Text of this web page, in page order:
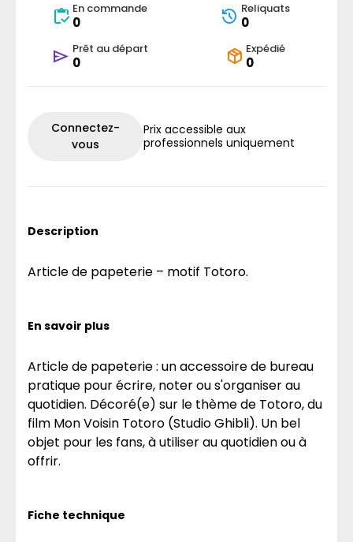
En commande
0
Reliquats
0
Prêt au départ
0
Expédié
0
Connectez-
vous
Prix accessible aux
professionnels uniquement
Description
Article de papeterie – motif Totoro.
En savoir plus
Article de papeterie : un accessoire de bureau
pratique pour écrire, noter ou s'organiser au
quotidien. Décoré(e) sur le thème de Totoro, du
film Mon Voisin Totoro (Studio Ghibli). Un bel
objet pour les fans, à utiliser au quotidien ou à
offrir.
Fiche technique